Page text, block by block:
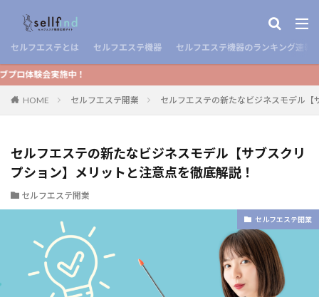
セルフエステとは セルフエステ機器 セルフエステ機器のランキング速報
HOME セルフエステ開業 セルフエステの新たなビジネスモデル
セルフエステの新たなビジネスモデル【サブスクリ
プション】メリットと注意点を徹底解説！
セルフエステ開業
セルフエステ開業